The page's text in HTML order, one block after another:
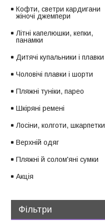
Кофти, светри кардигани
жіночі джемпери
Літні капелюшки, кепки,
панамки
Дитячі купальники і плавки
Чоловічі плавки і шорти
Пляжні туніки, парео
Шкіряні ремені
Лосіни, колготи, шкарпетки
Верхній одяг
Пляжні й солом'яні сумки
Акція
Фільтри